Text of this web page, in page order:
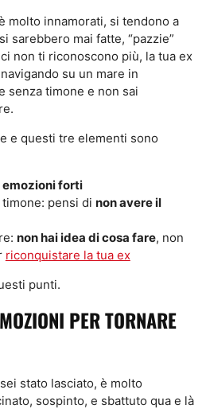
molto innamorati, si tendono a
sarebbero mai fatte, “pazzie”
non ti riconoscono più, la tua ex
su un mare in
senza timone e non sai
e questi tre elementi sono
emozioni forti
pensi di non avere il
non hai idea di cosa fare, non
riconquistare la tua ex
punti.
PER TORNARE
stato lasciato, è molto
sospinto, e sbattuto qua e là